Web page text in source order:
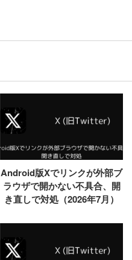
Android版Xでリンクが外部ブ
ラウザで開かない不具合、開
き直しで対処（2026年7月）